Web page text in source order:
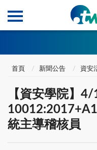
首頁 新聞公告 資安
【資安學院】
統主導稽核員